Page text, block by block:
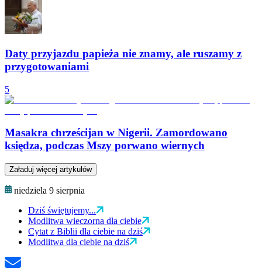
Daty przyjazdu papieża nie znamy, ale ruszamy z
przygotowaniami
5
Masakra chrześcijan w Nigerii. Zamordowano
księdza, podczas Mszy porwano wiernych
Załaduj więcej artykułów
niedziela 9 sierpnia
Dziś świętujemy...
Modlitwa wieczorna dla ciebie
Cytat z Biblii dla ciebie na dziś
Modlitwa dla ciebie na dziś